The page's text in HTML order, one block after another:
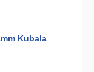
Kubala